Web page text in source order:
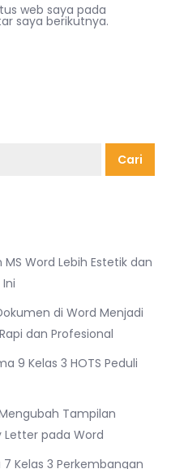
web saya pada
saya berikutnya.
Cari
Word Lebih Estetik dan
di Word Menjadi
dan Profesional
9 Kelas 3 HOTS Peduli
Tampilan
pada Word
Kelas 3 Perkembangan